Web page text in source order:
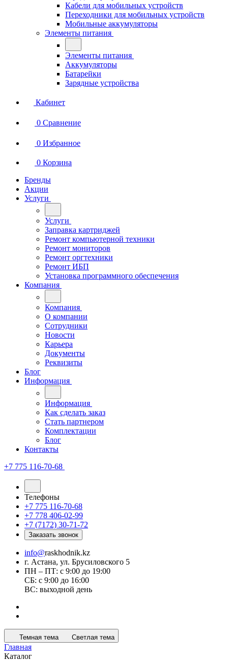
Кабели для мобильных устройств
Переходники для мобильных устройств
Мобильные аккумуляторы
Элементы питания
Элементы питания
Аккумуляторы
Батарейки
Зарядные устройства
Кабинет
0 Сравнение
0 Избранное
0 Корзина
Бренды
Акции
Услуги
Услуги
Заправка картриджей
Ремонт компьютерной техники
Ремонт мониторов
Ремонт оргтехники
Ремонт ИБП
Установка программного обеспечения
Компания
Компания
О компании
Сотрудники
Новости
Карьера
Документы
Реквизиты
Блог
Информация
Информация
Как сделать заказ
Стать партнером
Комплектации
Блог
Контакты
+7 775 116-70-68
Телефоны
+7 775 116-70-68
+7 778 406-02-99
+7 (7172) 30-71-72
Заказать звонок
info@raskhodnik.kz
г. Астана, ул. Брусиловского 5
ПН – ПТ: с 9:00 до 19:00
СБ: с 9:00 до 16:00
ВС: выходной день
Темная тема Светлая тема
Главная
Каталог